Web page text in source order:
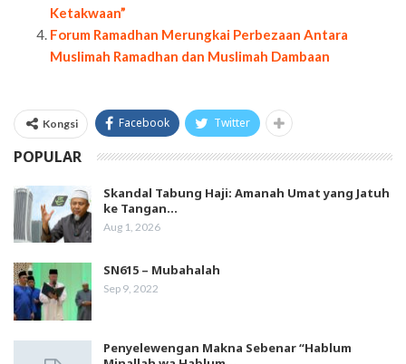
Ketakwaan”
Forum Ramadhan Merungkai Perbezaan Antara
Muslimah Ramadhan dan Muslimah Dambaan
Kongsi Facebook Twitter
POPULAR
Skandal Tabung Haji: Amanah Umat yang Jatuh
ke Tangan…
Aug 1, 2026
SN615 – Mubahalah
Sep 9, 2022
Penyelewengan Makna Sebenar “Hablum